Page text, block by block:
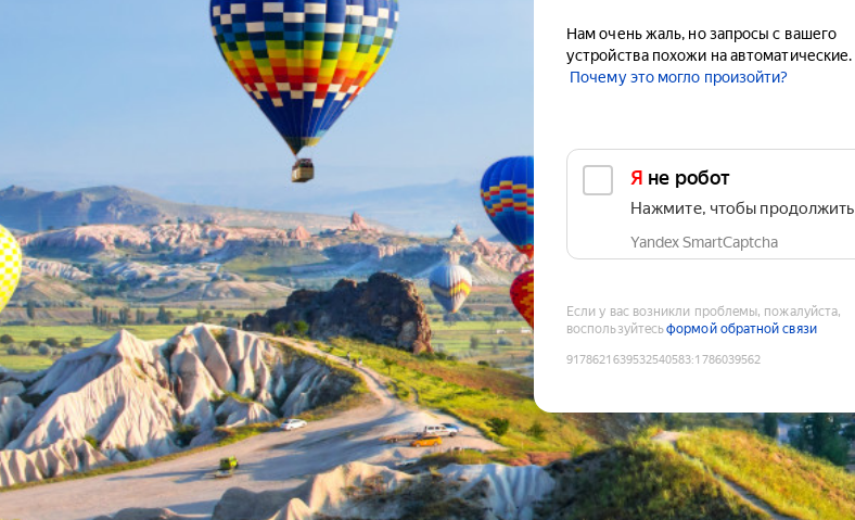
Нам очень жаль, но запросы с вашего
устройства похожи на автоматические.
Почему это могло произойти?
Я не робот
Нажмите, чтобы продолжить
Yandex SmartCaptcha
Если у вас возникли проблемы, пожалуйста,
воспользуйтесьформой обратной связи
9178621639532540583:1786039562